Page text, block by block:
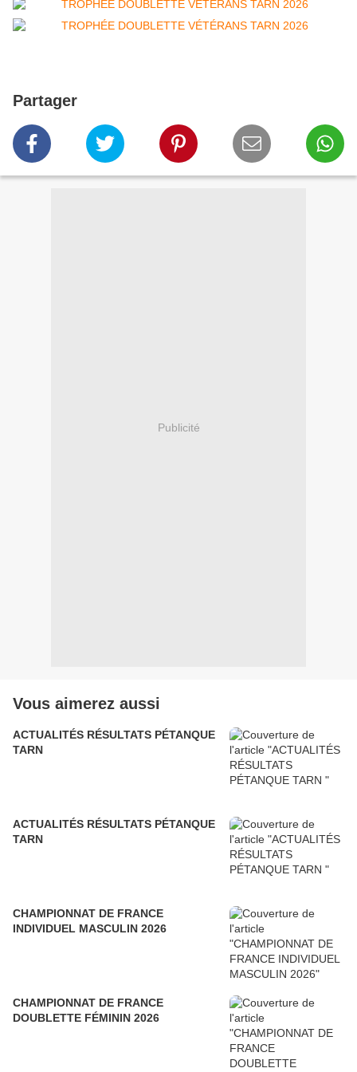
Partager
Publicité
Vous aimerez aussi
ACTUALITÉS RÉSULTATS PÉTANQUE
TARN
ACTUALITÉS RÉSULTATS PÉTANQUE
TARN
CHAMPIONNAT DE FRANCE
INDIVIDUEL MASCULIN 2026
CHAMPIONNAT DE FRANCE
DOUBLETTE FÉMININ 2026